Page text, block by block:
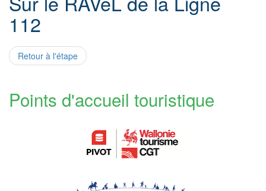
112
Retour à l'étape
Points d'accueil touristique